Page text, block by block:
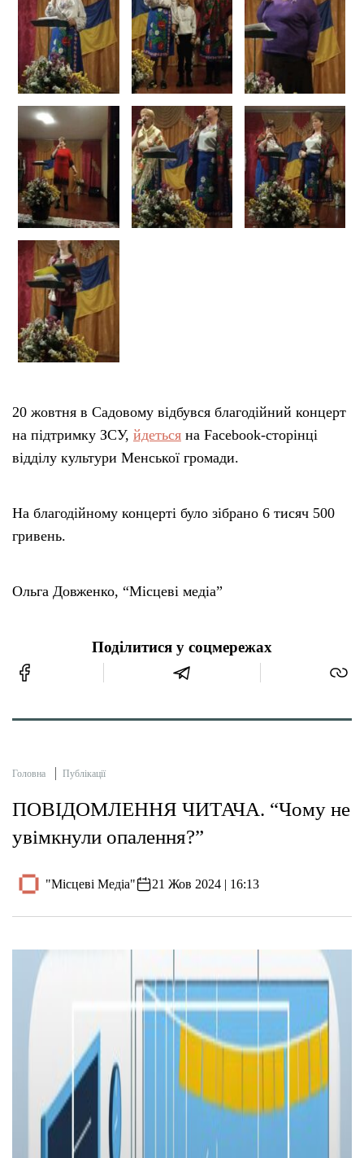
20 жовтня в Садовому відбувся благодійний концерт
на підтримку ЗСУ, йдеться на Facebook-сторінці
відділу культури Менської громади.
На благодійному концерті було зібрано 6 тисяч 500
гривень.
Ольга Довженко, “Місцеві медіа”
Поділитися у соцмережах
Головна Публікації
ПОВІДОМЛЕННЯ ЧИТАЧА. “Чому не
увімкнули опалення?”
"Місцеві Медіа" 21 Жов 2024 | 16:13